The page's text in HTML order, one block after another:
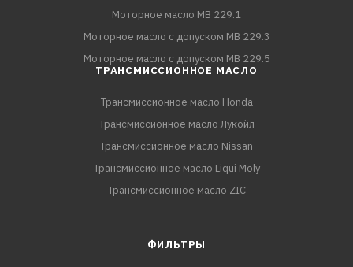
Моторное масло MB 229.1
Моторное масло с допуском MB 229.3
Моторное масло с допуском MB 229.5
ТРАНСМИССИОННОЕ МАСЛО
Трансмиссионное масло Honda
Трансмиссионное масло Лукойл
Трансмиссионное масло Nissan
Трансмиссионное масло Liqui Moly
Трансмиссионное масло ZIC
ФИЛЬТРЫ